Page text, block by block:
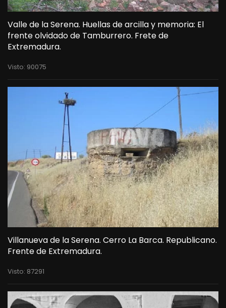
Valle de la Serena. Huellas de arcilla y memoria: El
frente olvidado de Tamburrero. Frete de
Extremadura.
Visto: 90075
Villanueva de la Serena. Cerro La Barca. Republicano.
Frente de Extremadura.
Visto: 87291